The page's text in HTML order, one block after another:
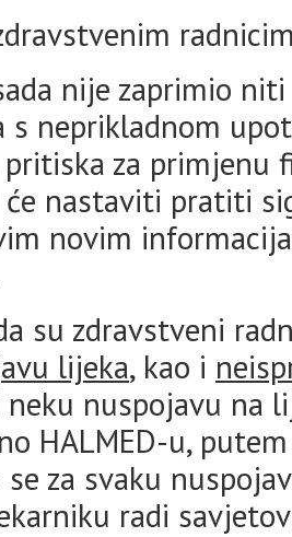
nije zaprimio
s neprikladnom
za primjenu
će nastaviti pratiti
novim
su zdravstveni
lijeka, kao i
nuspojavu na
HALMED-u,
za svaku
radi